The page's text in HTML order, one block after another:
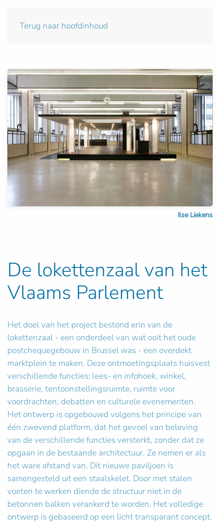
Terug naar hoofdinhoud
Ilse Liekens
De lokettenzaal van het
Vlaams Parlement
Het doel van het project bestond erin van de
lokettenzaal - een onderdeel van wat ooit het oude
postchequegebouw in Brussel was - een overdekt
marktplein te maken. Deze ontmoetingsplaats huisvest
verschillende functies: lees- en infohoek, winkel,
brasserie, tentoonstellingsruimte, ruimte voor
voordrachten, debatten en culturele evenementen.
Het ontwerp is opgebouwd volgens het principe van
één zwevend platform, dat het gevoel van beleving
van de verschillende functies versterkt, zonder dat ze
opgaan in de bestaande architectuur. Ze nemen er als
het ware afstand van. Dit nieuwe paviljoen is
samengesteld uit een staalskelet. Door met stalen
voeten te werken diende de structuur niet in de
betonnen balken verankerd te worden. Het volledige
ontwerp is gebaseerd op een licht transparant concept.